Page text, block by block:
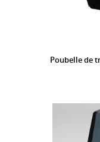
Poubelle de